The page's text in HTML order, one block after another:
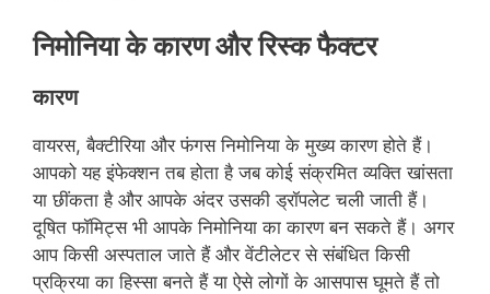
निमोनिया के कारण और रिस्क फैक्टर
कारण
वायरस, बैक्‍टीरिया और फंगस निमोनिया के मुख्य कारण होते हैं।
आपको यह इंफेक्शन तब होता है जब कोई संक्रमित व्यक्ति खांसता
या छींकता है और आपके अंदर उसकी ड्रॉपलेट चली जाती हैं।
दूषित फॉमिट्स भी आपके निमोनिया का कारण बन सकते हैं। अगर
आप किसी अस्पताल जाते हैं और वेंटीलेटर से संबंधित किसी
प्रक्रिया का हिस्सा बनते हैं या ऐसे लोगों के आसपास घूमते हैं तो